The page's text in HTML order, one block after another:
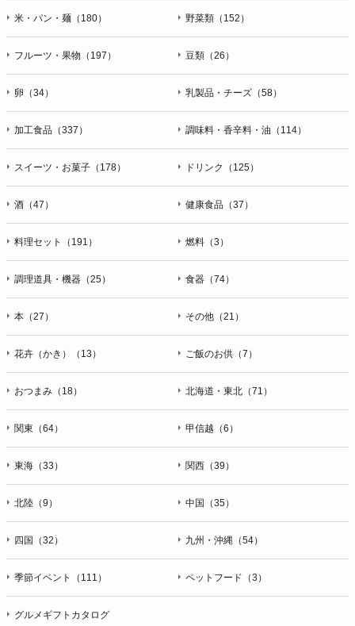
米・パン・麺（180） 野菜類（152）
フルーツ・果物（197） 豆類（26）
卵（34） 乳製品・チーズ（58）
加工食品（337） 調味料・香辛料・油（114）
スイーツ・お菓子（178） ドリンク（125）
酒（47） 健康食品（37）
料理セット（191） 燃料（3）
調理道具・機器（25） 食器（74）
本（27） その他（21）
花卉（かき）（13） ご飯のお供（7）
おつまみ（18） 北海道・東北（71）
関東（64） 甲信越（6）
東海（33） 関西（39）
北陸（9） 中国（35）
四国（32） 九州・沖縄（54）
季節イベント（111） ペットフード（3）
グルメギフトカタログ